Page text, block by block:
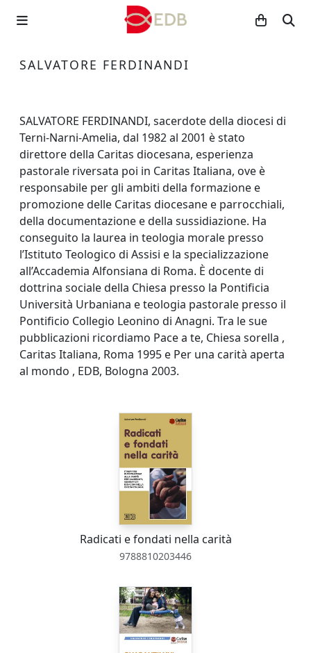
SALVATORE FERDINANDI
SALVATORE FERDINANDI, sacerdote della diocesi di
Terni-Narni-Amelia, dal 1982 al 2001 è stato
direttore della Caritas diocesana, esperienza
pastorale riversata poi in Caritas Italiana, ove è
responsabile per gli ambiti della formazione e
promozione delle Caritas diocesane e parrocchiali,
della documentazione e della sussidiazione. Ha
conseguito la laurea in teologia morale presso
l’Istituto Teologico di Assisi e la specializzazione
all’Accademia Alfonsiana di Roma. È docente di
dottrina sociale della Chiesa presso la Pontificia
Università Urbaniana e teologia pastorale presso il
Pontificio Collegio Leonino di Anagni. Tra le sue
pubblicazioni ricordiamo Pace a te, Chiesa sorella ,
Caritas Italiana, Roma 1995 e Per una carità aperta
al mondo , EDB, Bologna 2003.
Radicati e fondati nella carità
9788810203446